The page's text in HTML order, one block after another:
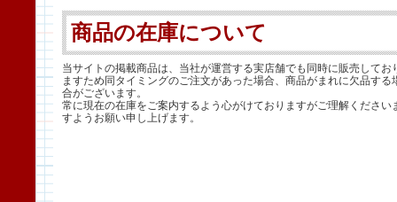
商品の在庫について
当サイトの掲載商品は、当社が運営する実店舗でも同時に販売してお
ますため同タイミングのご注文があった場合、商品がまれに欠品する
合がございます。
常に現在の在庫をご案内するよう心がけておりますがご理解ください
すようお願い申し上げます。